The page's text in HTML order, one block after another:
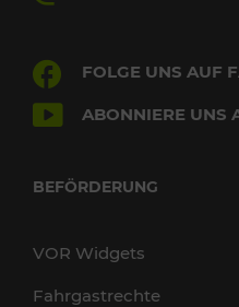
FOLGE UNS AUF
ABONNIERE UNS
BEFÖRDERUNG
VOR Widgets
Fahrgastrechte